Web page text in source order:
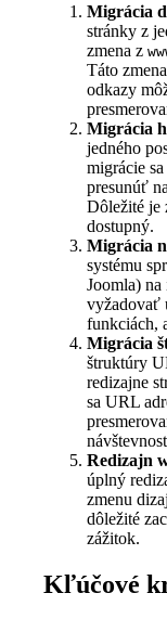
Migrácia
stránky z
zmena z
Táto
odkazy
Migrácia
jedného
migrácie
presunúť
Dôležité je
dostupný.
Migrácia
systému
Joomla)
vyžadovať
funkciách,
Migrácia
štruktúry
redizajne
sa URL
Redizajn
úplný
zmenu
dôležité
zážitok.
Kľúčové